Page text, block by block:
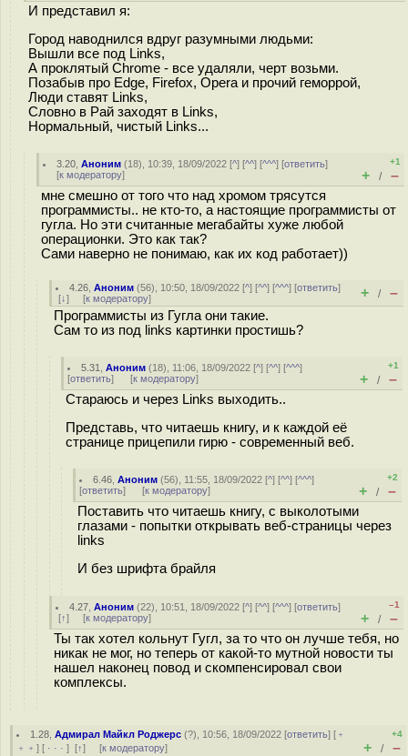
И представил я:
Город наводнился вдруг разумными людьми:
Вышли все под Links,
А проклятый Chrome - все удаляли, черт возьми.
Позабыв про Edge, Firefox, Opera и прочий геморрой,
Люди ставят Links,
Словно в Рай заходят в Links,
Нормальный, чистый Links...
3.20 ,Аноним (18), 10:39, 18/09/2022 [^] [^^] [^^^] [ответить]
[к модератору]
+1
+ / –
мне смешно от того что над хромом трясутся
программисты.. не кто-то, а настоящие программисты от
гугла. Но эти считанные мегабайты хуже любой
операционки. Это как так?
Сами наверно не понимаю, как их код работает))
4.26 ,Аноним (56), 10:50, 18/09/2022 [^] [^^] [^^^] [ответить]
[↓] [к модератору] + / –
Программисты из Гугла они такие.
Сам то из под links картинки простишь?
5.31 ,Аноним (18), 11:06, 18/09/2022 [^] [^^] [^^^]
[ответить] [к модератору]
+1
+ / –
Стараюсь и через Links выходить..
Представь, что читаешь книгу, и к каждой её
странице прицепили гирю - современный веб.
6.46 ,Аноним (56), 11:55, 18/09/2022 [^] [^^] [^^^]
[ответить] [к модератору]
+2
+ / –
Поставить что читаешь книгу, с выколотыми
глазами - попытки открывать веб-страницы через
links
И без шрифта брайля
4.27 ,Аноним (22), 10:51, 18/09/2022 [^] [^^] [^^^] [ответить]
[↑] [к модератору]
–1
+ / –
Ты так хотел кольнут Гугл, за то что он лучше тебя, но
никак не мог, но теперь от какой-то мутной новости ты
нашел наконец повод и скомпенсировал свои
комплексы.
1.28 ,Адмирал Майкл Роджерс (?), 10:56, 18/09/2022 [ответить] [ ﹢
﹢﹢ ] [ · · · ] [↑] [к модератору]
+4
+ / –